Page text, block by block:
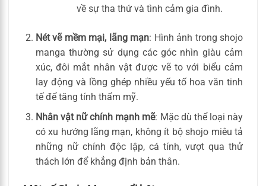
về sự tha thứ và tình cảm gia đình.
Nét vẽ mềm mại, lãng mạn: Hình ảnh trong shojo
manga thường sử dụng các góc nhìn giàu cảm
xúc, đôi mắt nhân vật được vẽ to với biểu cảm
lay động và lồng ghép nhiều yếu tố hoa văn tinh
tế để tăng tính thẩm mỹ.
Nhân vật nữ chính mạnh mẽ: Mặc dù thể loại này
có xu hướng lãng mạn, không ít bộ shojo miêu tả
những nữ chính độc lập, cá tính, vượt qua thử
thách lớn để khẳng định bản thân.